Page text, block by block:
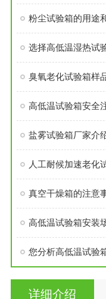
粉尘试验箱的用途
选择高低温湿热试
臭氧老化试验箱样
高低温试验箱安全
盐雾试验箱厂家介
人工耐候加速老化
真空干燥箱的注意
高低温试验箱安装
您分析高低温试验
详细介绍